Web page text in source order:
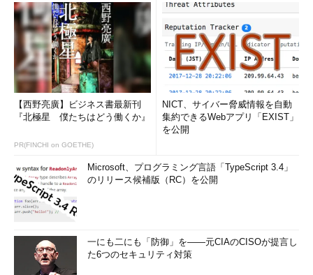
【西野亮廣】ビジネス書最新刊
『北極星 僕たちはどう働くか』
PR(FINCHI on GOETHE)
NICT、サイバー脅威情報を自動
集約できるWebアプリ「EXIST」
を公開
Microsoft、プログラミング言語「TypeScript 3.4」
のリリース候補版（RC）を公開
一にも二にも「防御」を――元CIAのCISOが提言し
た6つのセキュリティ対策